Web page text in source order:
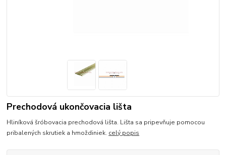
Prechodová ukončovacia lišta
Hliníková šróbovacia prechodová lišta. Lišta sa pripevňuje pomocou
pribalených skrutiek a hmoždiniek. celý popis